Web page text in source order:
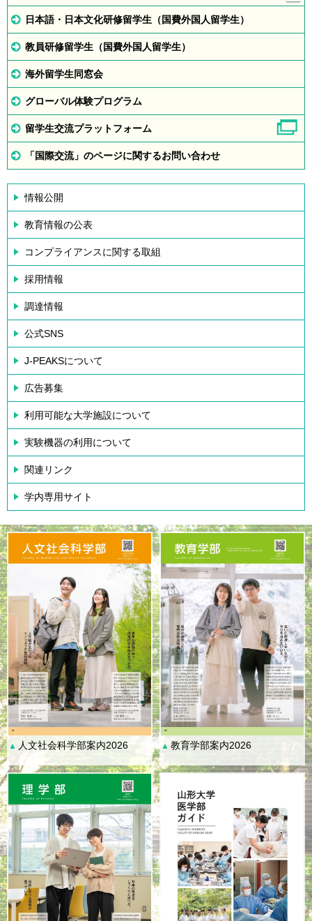
日本語・日本文化研修留学生（国費外国人留学生）
教員研修留学生（国費外国人留学生）
海外留学生同窓会
グローバル体験プログラム
留学生交流プラットフォーム
「国際交流」のページに関するお問い合わせ
情報公開
教育情報の公表
コンプライアンスに関する取組
採用情報
調達情報
公式SNS
J-PEAKSについて
広告募集
利用可能な大学施設について
実験機器の利用について
関連リンク
学内専用サイト
▲ 人文社会科学部案内2026 ▲ 教育学部案内2026